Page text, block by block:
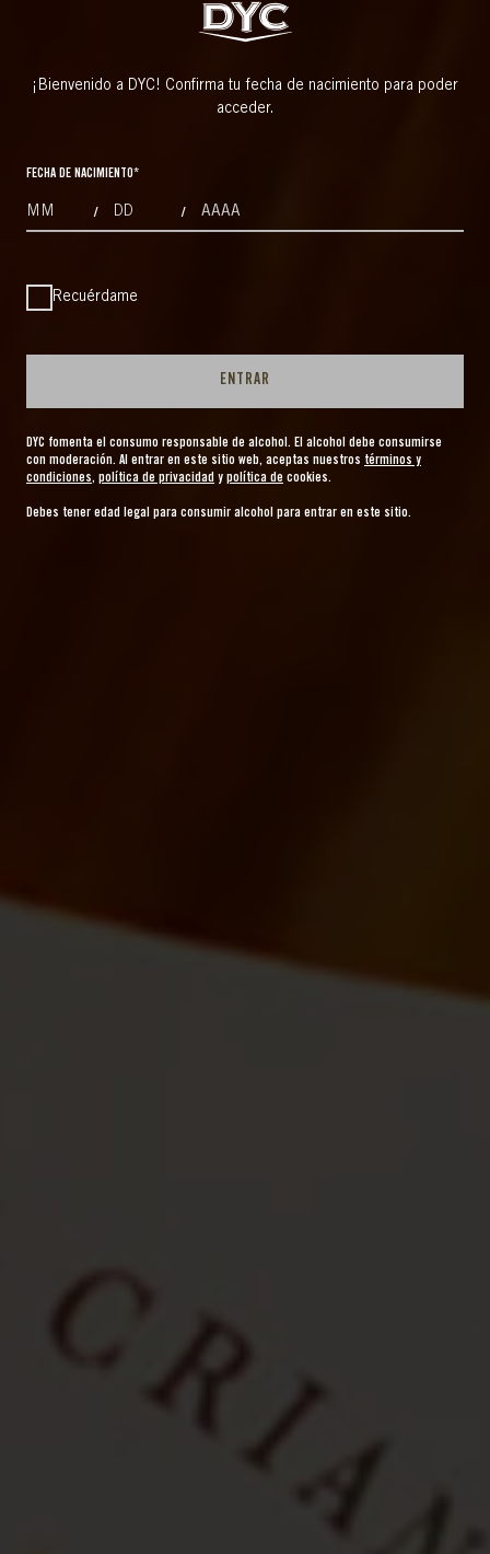
¡Bienvenido a DYC! Confirma tu fecha de nacimiento para poder
acceder.
FECHA DE NACIMIENTO*
/ /
Recuérdame
ENTRAR
DYC fomenta el consumo responsable de alcohol. El alcohol debe consumirse
con moderación. Al entrar en este sitio web, aceptas nuestros términos y
condiciones, política de privacidad y política de cookies.
Debes tener edad legal para consumir alcohol para entrar en este sitio.